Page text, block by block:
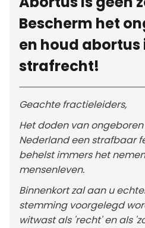
Bescherm het
en houd abortus
strafrecht!
Geachte fractieleiders,
Het doden van
Nederland een strafbaar
behelst immers het
mensenleven.
Binnenkort zal aan u
stemming voorgelegd
witwast als 'recht' en als